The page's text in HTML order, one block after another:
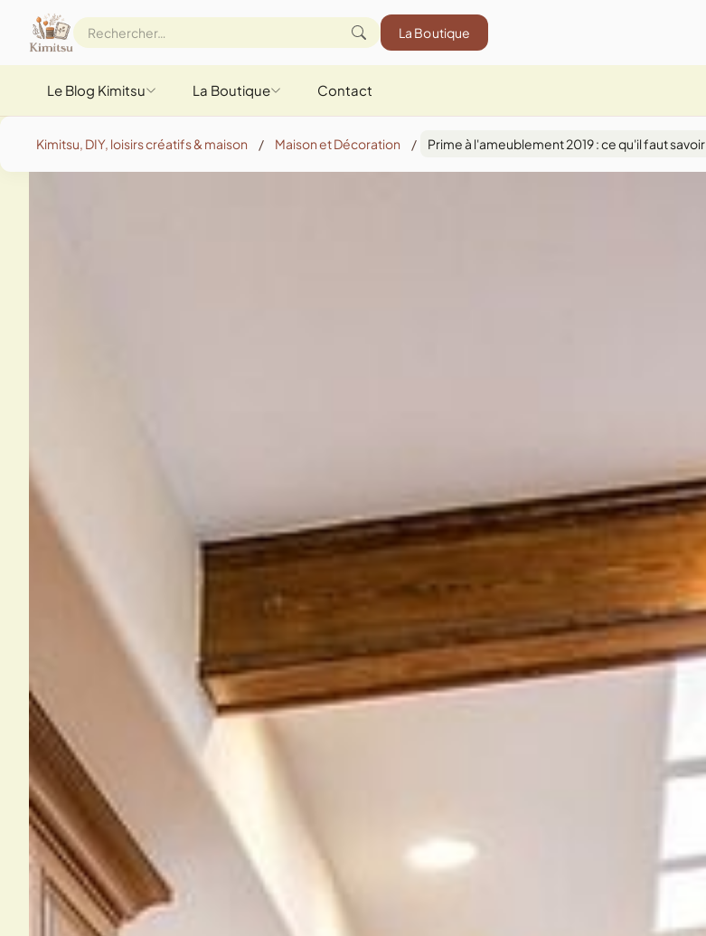
La Boutique
Le Blog Kimitsu La Boutique Contact
Kimitsu, DIY, loisirs créatifs & maison / Maison et Décoration / Prime à l'ameublement 2019 : ce qu'il faut savoir